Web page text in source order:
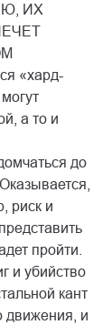
ИХ
«хард-
а то и
до
риск и
пройти.
и убийство
кант
движения, и